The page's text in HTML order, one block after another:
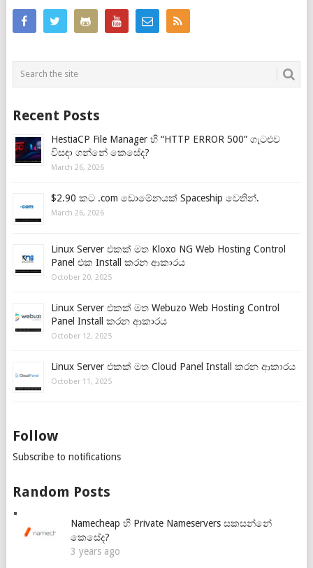
Recent Posts
HestiaCP File Manager හි “HTTP ERROR 500” ගැටළුව
විසඳා ගන්නේ කෙසේද?
March 26, 2026
$2.90 කට .com ඩොමේනයක් Spaceship වෙතින්.
March 26, 2026
Linux Server එකක් මත Kloxo NG Web Hosting Control
Panel එක Install කරන ආකාරය
October 20, 2025
Linux Server එකක් මත Webuzo Web Hosting Control
Panel Install කරන ආකාරය
October 12, 2025
Linux Server එකක් මත Cloud Panel Install කරන ආකාරය
October 11, 2025
Follow
Subscribe to notifications
Random Posts
Namecheap හි Private Nameservers සකසන්නේ
කෙසේද?
3 years ago